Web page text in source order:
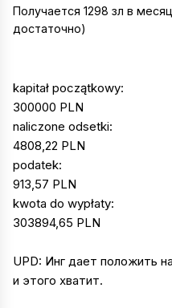
Получается 1298 зл в
достаточно)
kapitał początkowy:
300000 PLN
naliczone odsetki:
4808,22 PLN
podatek:
913,57 PLN
kwota do wypłaty:
303894,65 PLN
UPD: Инг дает положить
и этого хватит.